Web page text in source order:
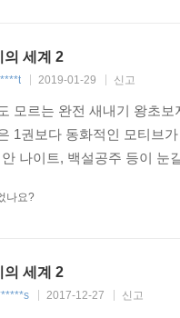
의 세계 2
2019-01-29 신고
모르는 완전 새내기 왕초
1권보다 동화적인 모티브
나이트, 백설공주 등이
나요?
의 세계 2
2017-12-27 신고